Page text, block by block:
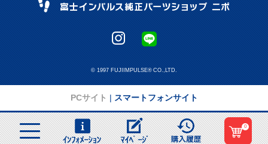
menu
0
© 1997 FUJIIMPULSE® CO.,LTD.
PCサイト | スマートフォンサイト